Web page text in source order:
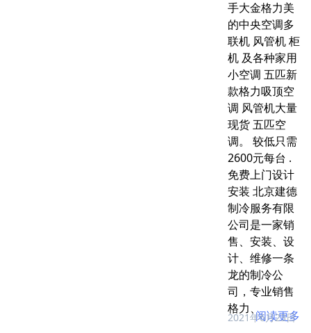
手大金格力美
的中央空调多
联机 风管机 柜
机 及各种家用
小空调 五匹新
款格力吸顶空
调 风管机大量
现货 五匹空
调。 较低只需
2600元每台 .
免费上门设计
安装 北京建德
制冷服务有限
公司是一家销
售、安装、设
计、维修一条
龙的制冷公
司，专业销售
格力、阅读更多
2021年6月23日